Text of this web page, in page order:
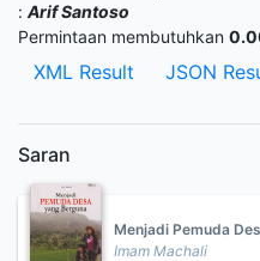
: Arif Santoso
Permintaan membutuhkan
XML Result JSON
Saran
Menjadi Pemuda
Imam Machali